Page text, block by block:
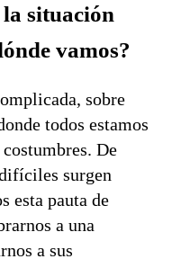
situación
vamos?
sobre
todos estamos
De
surgen
esta pauta de
a una
a sus